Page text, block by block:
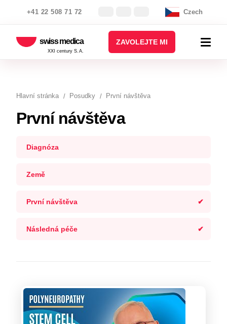
+41 22 508 71 72 Czech
swiss medica
XXI century S.A.
ZAVOLEJTE MI
Hlavní stránka Posudky První návštěva
První návštěva
Diagnóza
Země
První návštěva
Následná péče